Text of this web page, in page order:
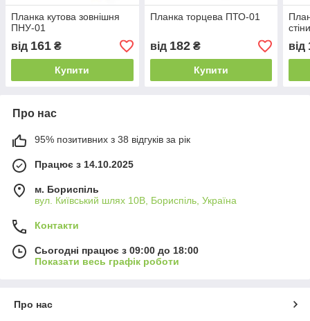
Планка кутова зовнішня
ПНУ-01
від 161 ₴
Купити
Планка торцева ПТО-01
від 182₴
Купити
від
Про нас
95% позитивних з 38 відгуків за рік
Працює з 14.10.2025
м. Бориспіль
вул. Київський шлях 10В, Бориспіль, Україна
Контакти
Сьогодні працює з 09:00 до 18:00
Показати весь графік роботи
Про нас